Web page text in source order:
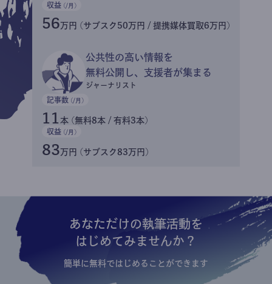
収益 (/月)
56万円 (サブスク50万円 / 提携媒体買取6万円)
公共性の高い情報を
無料公開し、支援者が集まる
ジャーナリスト
記事数 (/月)
11 本 (無料8本 / 有料3本)
収益 (/月)
83万円 (サブスク83万円)
あなただけの執筆活動を
はじめてみませんか？
簡単に無料ではじめることができます